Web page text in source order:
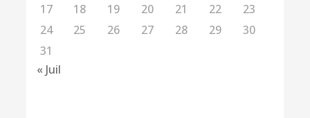
17
18 19 20 21 22
23
24
25 26 27 28 29
30
31
« Juil